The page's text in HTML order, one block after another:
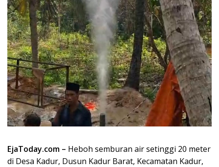
EjaToday.com – Heboh semburan air setinggi 20 meter
di Desa Kadur, Dusun Kadur Barat, Kecamatan Kadur,